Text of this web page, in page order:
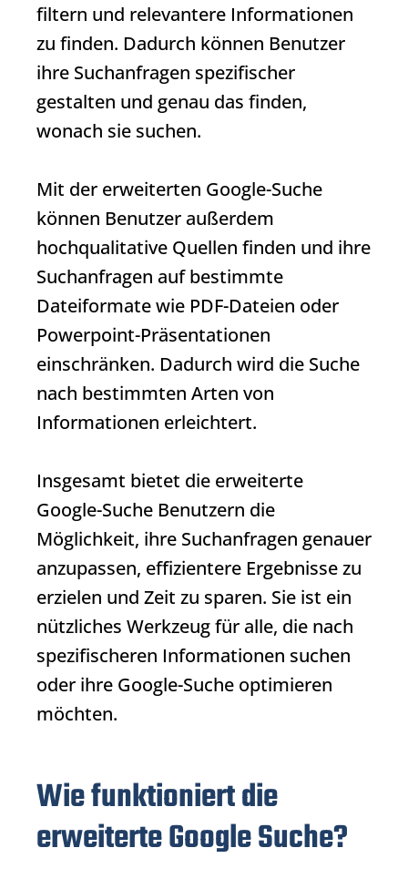
filtern und relevantere Informationen
zu finden. Dadurch können Benutzer
ihre Suchanfragen spezifischer
gestalten und genau das finden,
wonach sie suchen.
Mit der erweiterten Google-Suche
können Benutzer außerdem
hochqualitative Quellen finden und ihre
Suchanfragen auf bestimmte
Dateiformate wie PDF-Dateien oder
Powerpoint-Präsentationen
einschränken. Dadurch wird die Suche
nach bestimmten Arten von
Informationen erleichtert.
Insgesamt bietet die erweiterte
Google-Suche Benutzern die
Möglichkeit, ihre Suchanfragen genauer
anzupassen, effizientere Ergebnisse zu
erzielen und Zeit zu sparen. Sie ist ein
nützliches Werkzeug für alle, die nach
spezifischeren Informationen suchen
oder ihre Google-Suche optimieren
möchten.
Wie funktioniert die
erweiterte Google Suche?